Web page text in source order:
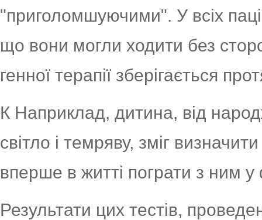
"приголомшуючими". У всіх
що вони могли ходити без
генної терапії зберігається
К Наприклад, дитина, від
світло і темряву, зміг
вперше в житті пограти з ним
Результати цих тестів,